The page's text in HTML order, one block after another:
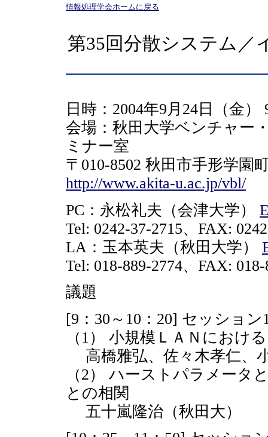
情報処理学会ホームに戻る
第35回分散システム／
日時：2004年9月24日（金）
会場：秋田大学ベンチャー
ミナー室
〒010-8502 秋田市手形学園
http://www.akita-u.ac.jp/vbl/
PC：永松礼夫（会津大学）
Tel: 0242-37-2715、FAX:
LA：玉本英夫（秋田大学）
Tel: 018-889-2774、FAX:
議題
[9：30～10：20] セッション
（1） 小規模ＬＡＮにおけ
高橋雅弘、佐々木孝仁、
（2） ハーストパラメータ
との相関
五十嵐隆治（秋田大）